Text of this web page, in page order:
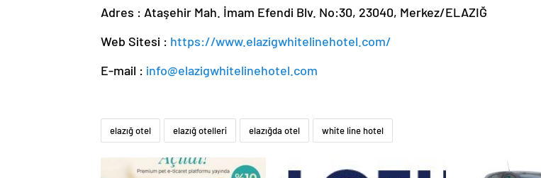
Adres : Ataşehir Mah. İmam Efendi Blv. No:30, 23040, Merkez/ELAZIĞ
Web Sitesi : https://www.elazigwhitelinehotel.com/
E-mail : info@elazigwhitelinehotel.com
elazığ otel elazığ otelleri elazığda otel white line hotel